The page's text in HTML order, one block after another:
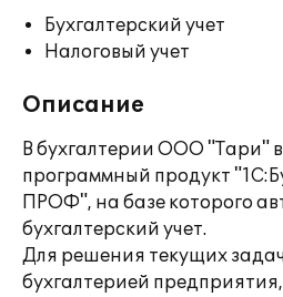
Бухгалтерский учет
Налоговый учет
Описание
В бухгалтерии ООО "Тари"
программный продукт
ПРОФ", на базе которого
бухгалтерский учет.
Для решения текущих
бухгалтерией